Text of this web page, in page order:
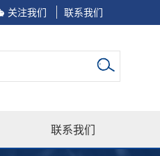
关注我们 联系我们
联系我们